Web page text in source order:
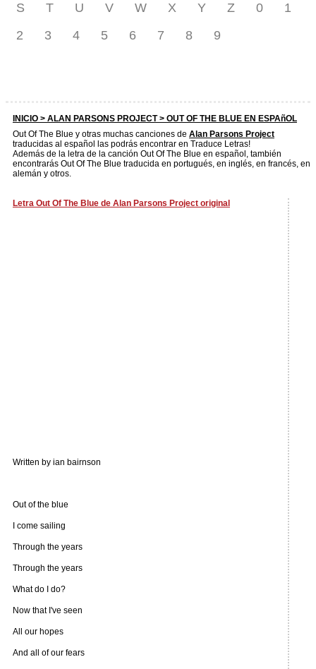
S
T U V W X Y Z 0
1
2
3 4 5 6 7 8 9
INICIO > ALAN PARSONS PROJECT> OUT OF THE BLUE EN ESPAñOL
Out Of The Blue y otras muchas canciones de Alan Parsons Project
traducidas al español las podrás encontrar en Traduce Letras!
Además de la letra de la canción Out Of The Blue en español, también
encontrarás Out Of The Blue traducida en portugués, en inglés, en francés, en
alemán y otros.
Letra Out Of The Blue de Alan Parsons Project original
Written by ian bairnson
Out of the blue
I come sailing
Through the years
Through the years
What do I do?
Now that I've seen
All our hopes
And all of our fears